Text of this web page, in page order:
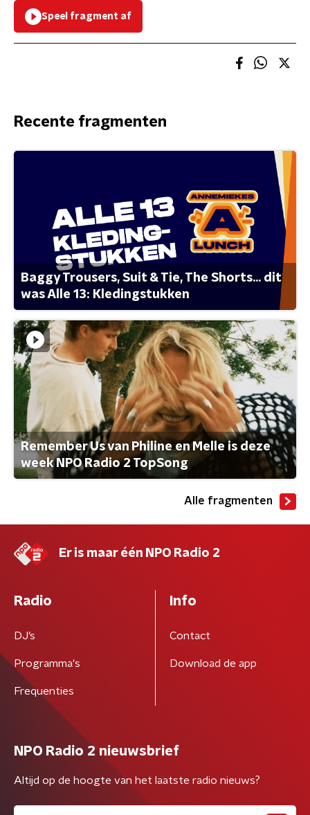
Speel fragment af
Recente fragmenten
Baggy Trousers, Suit & Tie, The Shorts... dit
was Alle 13: Kledingstukken
Remember Us van Philine en Melle is deze
week NPO Radio 2 TopSong
Alle fragmenten
Er is maar één NPO Radio 2
Radio
DJ’s
Programma's
Frequenties
Info
Contact
Download de app
NPO Radio 2 nieuwsbrief
Altijd op de hoogte van het laatste radio nieuws?